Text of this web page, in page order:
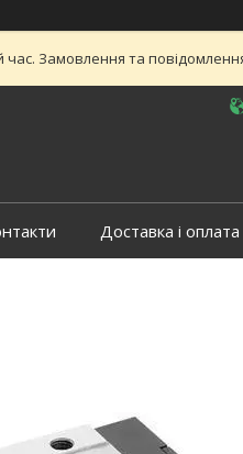
час. Замовлення та
Доставка і оплата